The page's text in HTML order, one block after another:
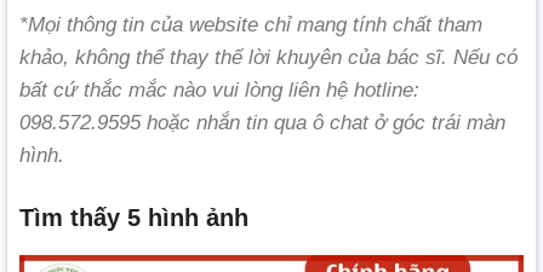
*Mọi thông tin của website chỉ mang tính chất tham
khảo, không thể thay thế lời khuyên của bác sĩ. Nếu có
bất cứ thắc mắc nào vui lòng liên hệ hotline:
098.572.9595 hoặc nhắn tin qua ô chat ở góc trái màn
hình.
Tìm thấy 5 hình ảnh